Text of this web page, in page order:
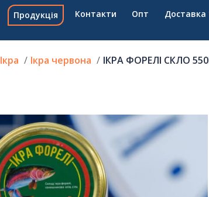
Продукція Контакти Опт Доставка
Ікра Ікра червона ІКРА ФОРЕЛІ СКЛО